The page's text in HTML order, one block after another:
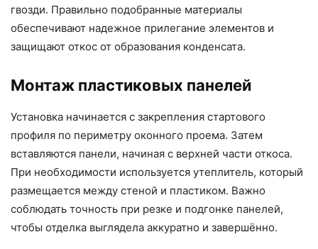
гвозди. Правильно подобранные материалы
обеспечивают надежное прилегание элементов и
защищают откос от образования конденсата.
Монтаж пластиковых панелей
Установка начинается с закрепления стартового
профиля по периметру оконного проема. Затем
вставляются панели, начиная с верхней части откоса.
При необходимости используется утеплитель, который
размещается между стеной и пластиком. Важно
соблюдать точность при резке и подгонке панелей,
чтобы отделка выглядела аккуратно и завершённо.